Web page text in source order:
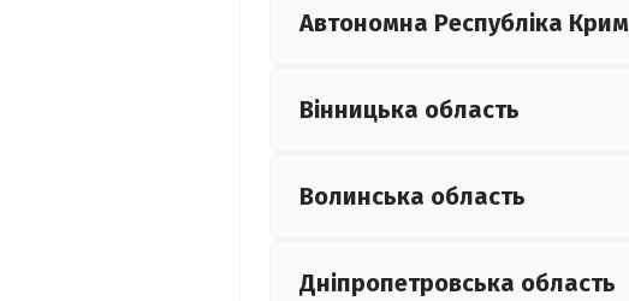
Автономна Республіка Крим
Вінницька область
Волинська область
Дніпропетровська область